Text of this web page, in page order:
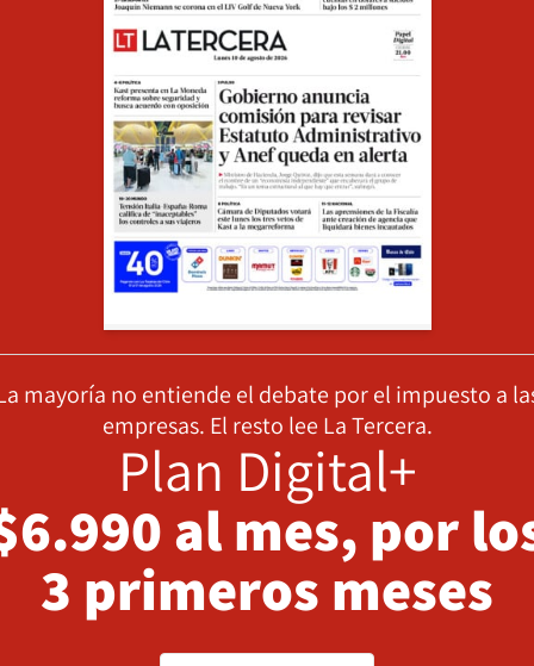
mayoría no entiende el debate por el impuesto a
empresas. El resto lee La Tercera.
Plan Digital+
al mes, por
3 primeros meses